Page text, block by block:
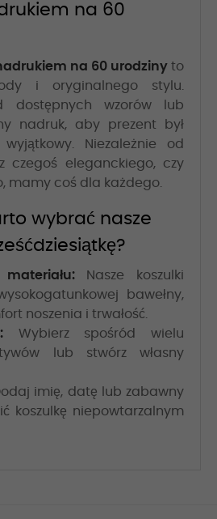
na 60
na 60 urodziny to
i oryginalnego stylu.
dostępnych wzorów lub
nadruk, aby prezent był
Niezależnie od
czegoś eleganckiego, czy
mamy coś dla każdego.
wybrać nasze
Nasze koszulki
bawełny,
noszenia i trwałość.
Wybierz spośród wielu
lub stwórz własny
imię, datę lub zabawny
koszulkę niepowtarzalnym